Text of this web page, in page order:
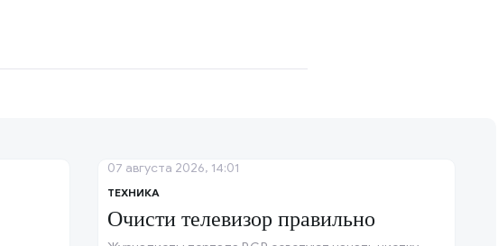
ТЕХНИКА
Очисти телевизор правильно
07 августа 2026, 14:01